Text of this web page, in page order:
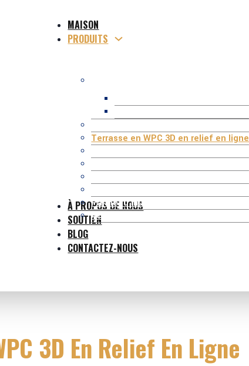
MAISON
PRODUITS
Terrasse en WPC 3D en relief en ligne
Panneau mural WPC
Accessoires WPC
À PROPOS DE NOUS
SOUTIEN
BLOG
CONTACTEZ-NOUS
3D En Relief En Ligne